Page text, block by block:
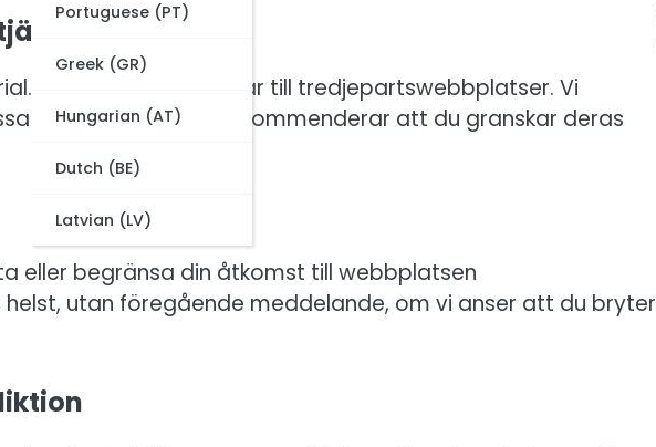
Portuguese (PT)
Greek (GR)
Hungarian (AT)
Dutch (BE)
Latvian (LV)
kan innehålla länkar till tredjepartswebbplatser. Vi
webbplatser och rekommenderar att du granskar deras
eller begränsa din åtkomst till webbplatsen
utan föregående meddelande, om vi anser att du bryter